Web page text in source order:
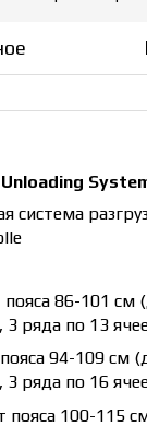
система
86-101 см
3 ряда по 13
94-109 см
3 ряда по 16
пояса 100-115